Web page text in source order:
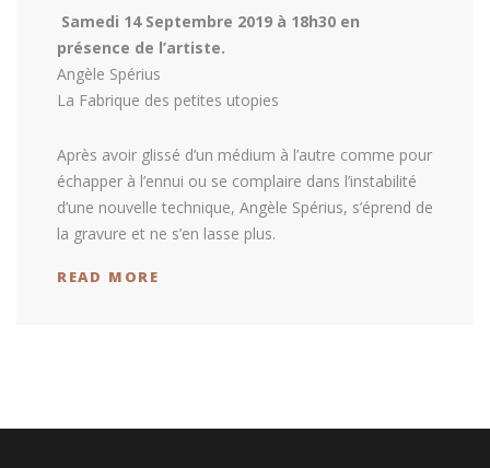
Samedi 14 Septembre 2019 à 18h30 en
présence de l’artiste.
Angèle Spérius
La Fabrique des petites utopies
Après avoir glissé d’un médium à l’autre comme pour
échapper à l’ennui ou se complaire dans l’instabilité
d’une nouvelle technique, Angèle Spérius, s’éprend de
la gravure et ne s’en lasse plus.
READ MORE